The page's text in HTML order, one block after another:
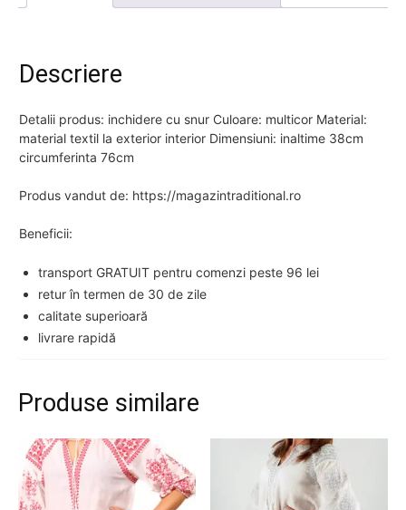
Descriere
Detalii produs: inchidere cu snur Culoare: multicor Material:
material textil la exterior interior Dimensiuni: inaltime 38cm
circumferinta 76cm
Produs vandut de: https://magazintraditional.ro
Beneficii:
transport GRATUIT pentru comenzi peste 96 lei
retur în termen de 30 de zile
calitate superioară
livrare rapidă
Produse similare